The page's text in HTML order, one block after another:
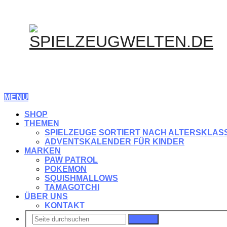
MENU
SHOP
THEMEN
SPIELZEUGE SORTIERT NACH
ADVENTSKALENDER FÜR KINDER
MARKEN
PAW PATROL
POKEMON
SQUISHMALLOWS
TAMAGOTCHI
ÜBER UNS
KONTAKT